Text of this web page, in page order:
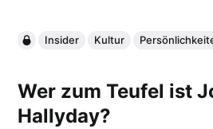
Insider Kultur
Wer zum Teufel ist
Hallyday?